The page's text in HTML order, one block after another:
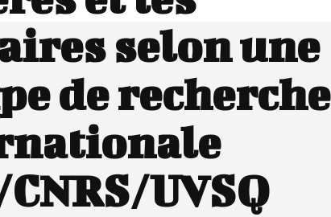
selon une
de recherche
UVSQ